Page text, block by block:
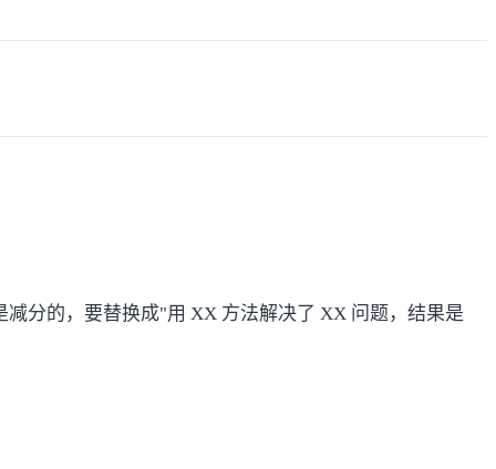
分的，要替换成"用 XX 方法解决了 XX 问题，结果是